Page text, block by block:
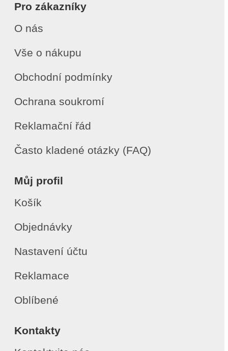
Pro zákazníky
O nás
Vše o nákupu
Obchodní podmínky
Ochrana soukromí
Reklamační řád
Často kladené otázky (FAQ)
Můj profil
Košík
Objednávky
Nastavení účtu
Reklamace
Oblíbené
Kontakty